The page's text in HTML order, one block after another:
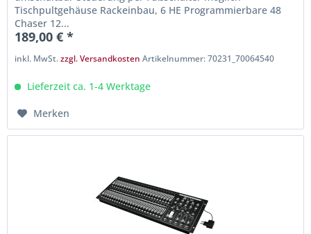
Tischpultgehäuse Rackeinbau, 6 HE Programmierbare 48
Chaser 12...
189,00 € *
inkl. MwSt.zzgl. Versandkosten Artikelnummer: 70231_70064540
Lieferzeit ca. 1-4 Werktage
Merken